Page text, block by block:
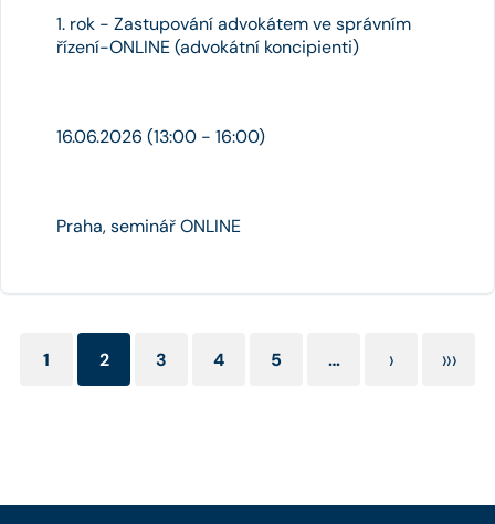
1. rok - Zastupování advokátem ve správním
řízení-ONLINE (advokátní koncipienti)
16.06.2026 (13:00 - 16:00)
Praha, seminář ONLINE
1 2 3 4 5 … > >>>